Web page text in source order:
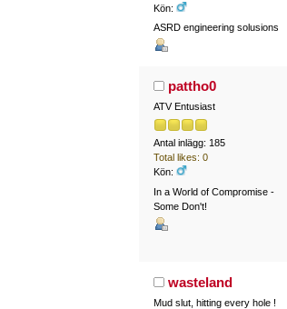
Kön:
ASRD engineering solusions
pattho0
ATV Entusiast
Antal inlägg: 185
Total likes: 0
Kön:
In a World of Compromise -
Some Don't!
wasteland
Mud slut, hitting every hole !